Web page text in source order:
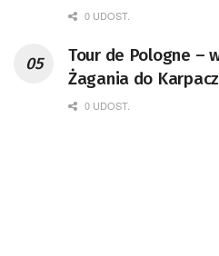
0 UDOST.
Tour de Pologne –
Żagania do
0 UDOST.